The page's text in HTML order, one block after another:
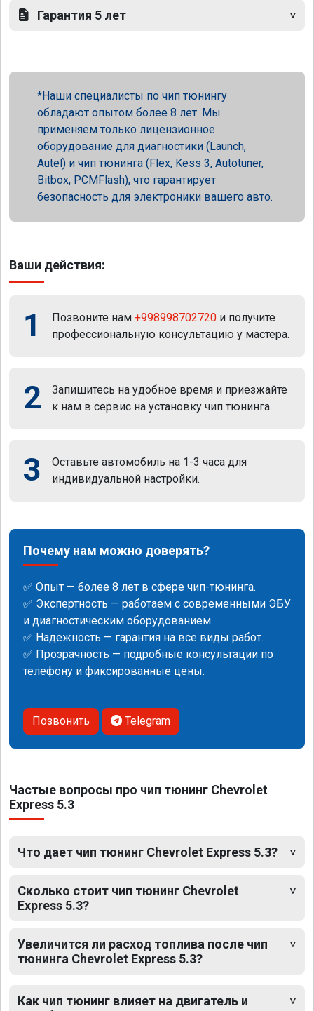
Гарантия 5 лет
Наши специалисты по чип тюнингу
обладают опытом более 8 лет. Мы
применяем только лицензионное
оборудование для диагностики (Launch,
Autel) и чип тюнинга (Flex, Kess 3, Autotuner,
Bitbox, PCMFlash), что гарантирует
безопасность для электроники вашего авто.
Ваши действия:
1 Позвоните нам +998998702720 и получите
профессиональную консультацию у мастера.
2
Запишитесь на удобное время и приезжайте
к нам в сервис на установку чип тюнинга.
3
Оставьте автомобиль на 1-3 часа для
индивидуальной настройки.
Почему нам можно доверять?
✅ Опыт — более 8 лет в сфере чип-тюнинга.
✅ Экспертность — работаем с современными ЭБУ
и диагностическим оборудованием.
✅ Надежность — гарантия на все виды работ.
✅ Прозрачность — подробные консультации по
телефону и фиксированные цены.
Позвонить Telegram
Частые вопросы про чип тюнинг Chevrolet
Express 5.3
Что дает чип тюнинг Chevrolet Express 5.3?
Сколько стоит чип тюнинг Chevrolet
Express 5.3?
Увеличится ли расход топлива после чип
тюнинга Chevrolet Express 5.3?
Как чип тюнинг влияет на двигатель и